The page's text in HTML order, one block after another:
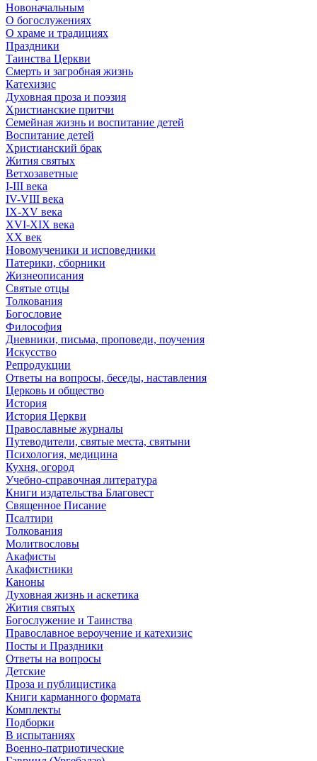
Новоначальным
О богослужениях
О храме и традициях
Праздники
Таинства Церкви
Смерть и загробная жизнь
Катехизис
Духовная проза и поэзия
Христианские притчи
Семейная жизнь и воспитание детей
Воспитание детей
Христианский брак
Жития святых
Ветхозаветные
I-III века
IV-VIII века
IX-XV века
XVI-XIX века
XX век
Новомученики и исповедники
Патерики, сборники
Жизнеописания
Святые отцы
Толкования
Богословие
Философия
Дневники, письма, проповеди, поучения
Искусство
Репродукции
Ответы на вопросы, беседы, наставления
Церковь и общество
История
История Церкви
Православные журналы
Путеводители, святые места, святыни
Психология, медицина
Кухня, огород
Учебно-справочная литература
Книги издательства Благовест
Священное Писание
Псалтири
Толкования
Молитвословы
Акафисты
Акафистники
Каноны
Духовная жизнь и аскетика
Жития святых
Богослужение и Таинства
Православное вероучение и катехизис
Посты и Праздники
Ответы на вопросы
Детские
Проза и публицистика
Книги карманного формата
Комплекты
Подборки
В испытаниях
Военно-патриотические